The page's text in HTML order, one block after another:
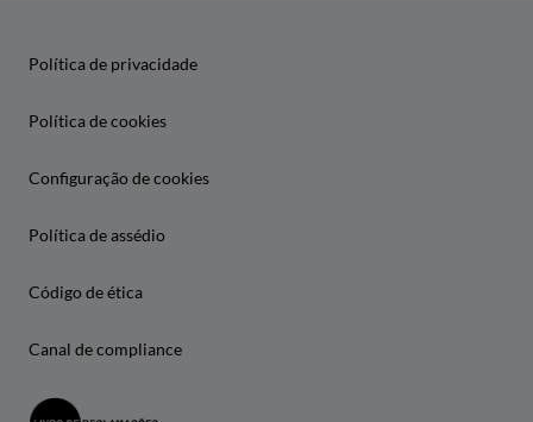
Política de privacidade
Política de cookies
Configuração de cookies
Política de assédio
Código de ética
Canal de compliance